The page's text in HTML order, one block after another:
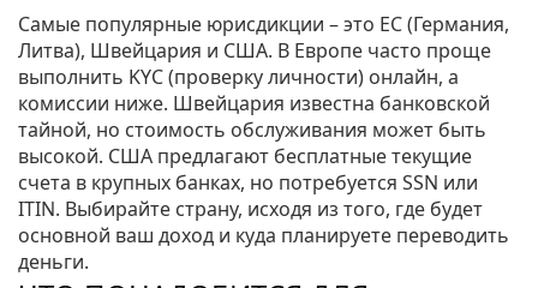
Самые популярные юрисдикции – это ЕС (Германия,
Литва), Швейцария и США. В Европе часто проще
выполнить KYC (проверку личности) онлайн, а
комиссии ниже. Швейцария известна банковской
тайной, но стоимость обслуживания может быть
высокой. США предлагают бесплатные текущие
счета в крупных банках, но потребуется SSN или
ITIN. Выбирайте страну, исходя из того, где будет
основной ваш доход и куда планируете переводить
деньги.